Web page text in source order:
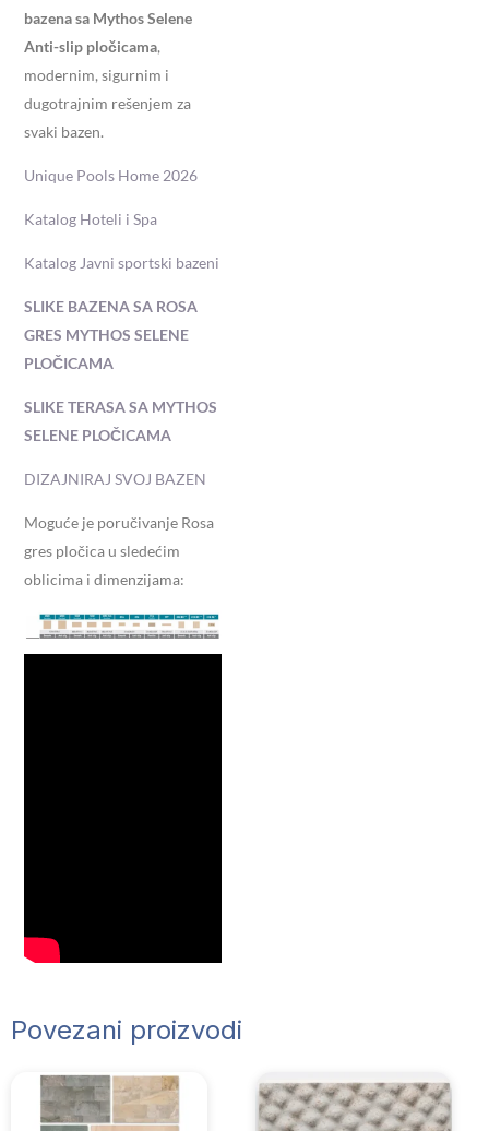
bazena sa Mythos Selene
Anti-slip pločicama,
modernim, sigurnim i
dugotrajnim rešenjem za
svaki bazen.
Unique Pools Home 2026
Katalog Hoteli i Spa
Katalog Javni sportski bazeni
SLIKE BAZENA SA ROSA
GRES MYTHOS SELENE
PLOČICAMA
SLIKE TERASA SA MYTHOS
SELENE PLOČICAMA
DIZAJNIRAJ SVOJ BAZEN
Moguće je poručivanje Rosa
gres pločica u sledećim
oblicima i dimenzijama:
Povezani proizvodi